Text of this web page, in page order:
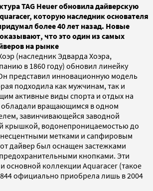
TAG Heuer обновила дайверскую
которую наследник основателя
более 40 лет назад. Новые
что это один из самых
на рынке
(наследник Эдварда Хоэра,
в 1860 году) обновил линейку
представил инновационную модель
подходила как мужчинам, так и
активные виды спорта и отдых на
обладали вращающимся в одном
завинчивающейся заводной
крышкой, водонепроницаемостью до
метками и сапфировым
дайвер был оснащен застежками
кнопками. Эти
основной коллекции Aquaracer (такое
официально приобрела лишь в 2004